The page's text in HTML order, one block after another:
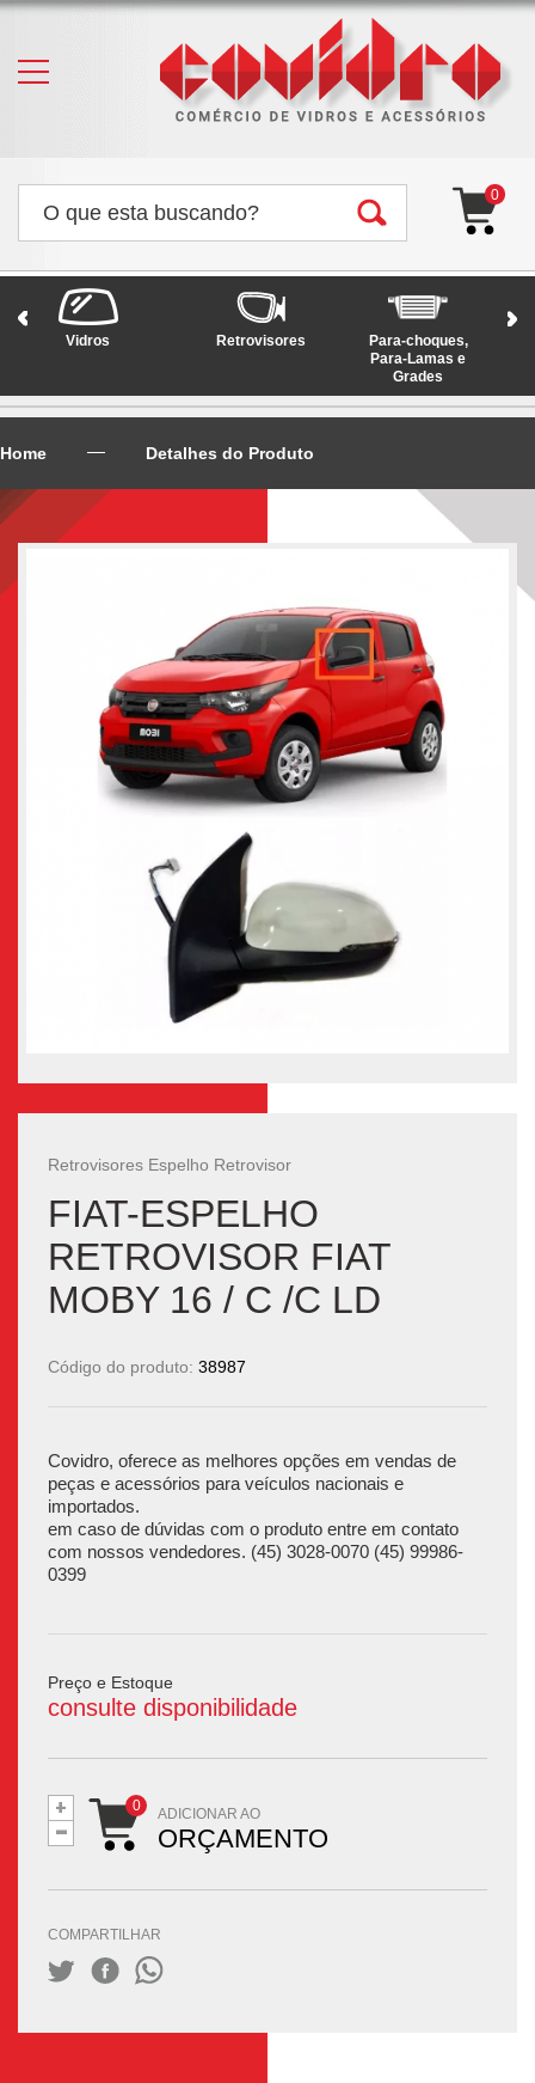
0
Vidros Retrovisores
Para-choques,
Para-Lamas e
Grades
Home Detalhes do Produto
Retrovisores Espelho Retrovisor
FIAT-ESPELHO
RETROVISOR FIAT
MOBY 16 / C /C LD
Código do produto: 38987
Covidro, oferece as melhores opções em vendas de
peças e acessórios para veículos nacionais e
importados.
em caso de dúvidas com o produto entre em contato
com nossos vendedores. (45) 3028-0070 (45) 99986-
0399
Preço e Estoque
consulte disponibilidade
+
- ADICIONAR AO
ORÇAMENTO
COMPARTILHAR